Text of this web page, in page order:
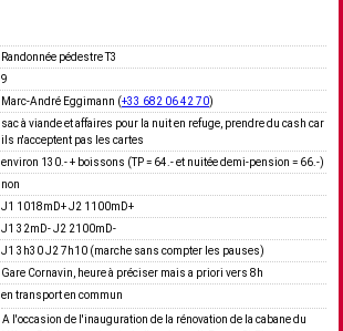
Randonnée pédestre T3
9
Marc-André Eggimann (+33 682 06 42 70)
sac à viande et affaires pour la nuit en refuge, prendre du cash car
ils n'acceptent pas les cartes
environ 130.- + boissons (TP = 64.- et nuitée demi-pension = 66.-)
non
J1 1018mD+ J2 1100mD+
J1 32mD- J2 2100mD-
J1 3h30 J2 7h10 (marche sans compter les pauses)
Gare Cornavin, heure à préciser mais a priori vers 8h
en transport en commun
A l'occasion de l'inauguration de la rénovation de la cabane du